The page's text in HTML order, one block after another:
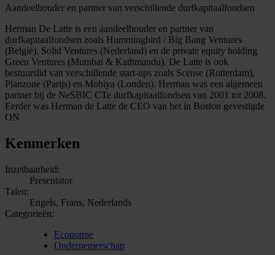
Aandeelhouder en partner van verschillende durfkapitaalfondsen
Herman De Latte is een aandeelhouder en partner van
durfkapitaalfondsen zoals Hummingbird / Big Bang Ventures
(België), Solid Ventures (Nederland) en de private equity holding
Green Ventures (Mumbai & Kathmandu). De Latte is ook
bestuurslid van verschillende start-ups zoals Scense (Rotterdam),
Planzone (Parijs) en Mobiya (Londen). Herman was een algemeen
partner bij de NeSBIC CTe durfkapitaalfondsen van 2001 tot 2008.
Eerder was Herman de Latte de CEO van het in Boston gevestigde
ON
Kenmerken
Inzetbaarheid:
Presentator
Talen:
Engels, Frans, Nederlands
Categorieën:
Economie
Ondernemerschap